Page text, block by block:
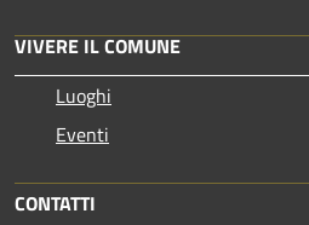
VIVERE IL COMUNE
Luoghi
Eventi
CONTATTI